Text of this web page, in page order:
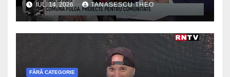
IUL. 14, 2026 TANASESCU THEO
FĂRĂ CATEGORIE